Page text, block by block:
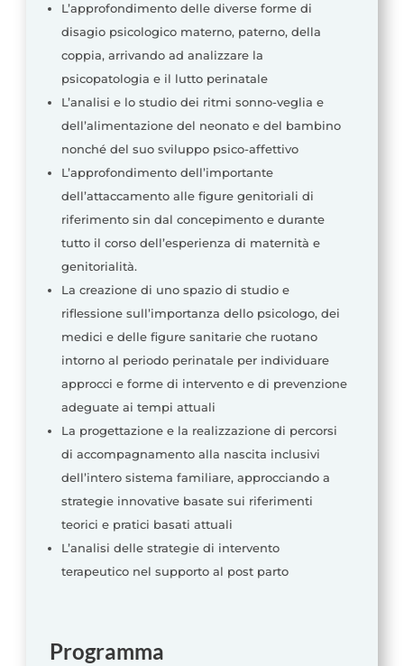
L’approfondimento delle diverse forme di
disagio psicologico materno, paterno, della
coppia, arrivando ad analizzare la
psicopatologia e il lutto perinatale
L’analisi e lo studio dei ritmi sonno-veglia e
dell’alimentazione del neonato e del bambino
nonché del suo sviluppo psico-affettivo
L’approfondimento dell’importante
dell’attaccamento alle figure genitoriali di
riferimento sin dal concepimento e durante
tutto il corso dell’esperienza di maternità e
genitorialità.
La creazione di uno spazio di studio e
riflessione sull’importanza dello psicologo, dei
medici e delle figure sanitarie che ruotano
intorno al periodo perinatale per individuare
approcci e forme di intervento e di prevenzione
adeguate ai tempi attuali
La progettazione e la realizzazione di percorsi
di accompagnamento alla nascita inclusivi
dell’intero sistema familiare, approcciando a
strategie innovative basate sui riferimenti
teorici e pratici basati attuali
L’analisi delle strategie di intervento
terapeutico nel supporto al post parto
Programma